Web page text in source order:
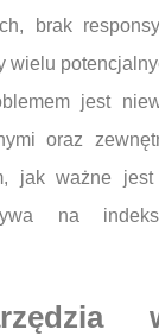
brak
wielu
jest
oraz
jak ważne jest
na